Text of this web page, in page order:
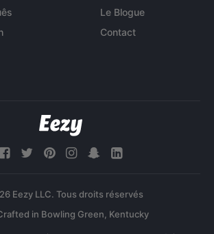
Le Blogue
Contact
Eezy LLC. Tous droits réservés